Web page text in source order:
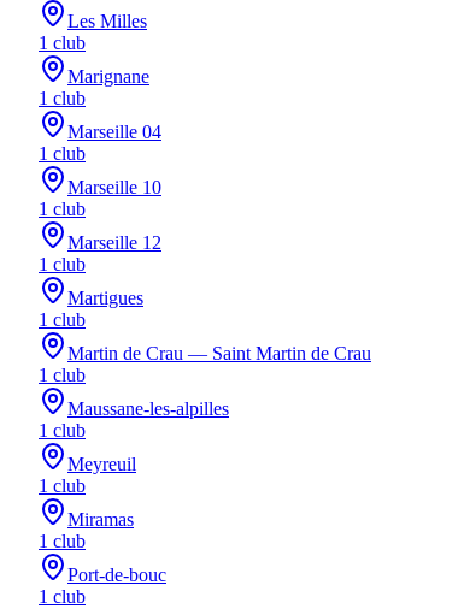
Les Milles
1 club
Marignane
1 club
Marseille 04
1 club
Marseille 10
1 club
Marseille 12
1 club
Martigues
1 club
Martin de Crau — Saint Martin de Crau
1 club
Maussane-les-alpilles
1 club
Meyreuil
1 club
Miramas
1 club
Port-de-bouc
1 club